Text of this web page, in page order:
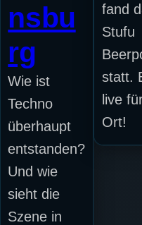
nsbu
rg
Wie ist
Techno
überhaupt
entstanden?
Und wie
sieht die
Szene in
fand
Stufu
statt.
live
Ort!